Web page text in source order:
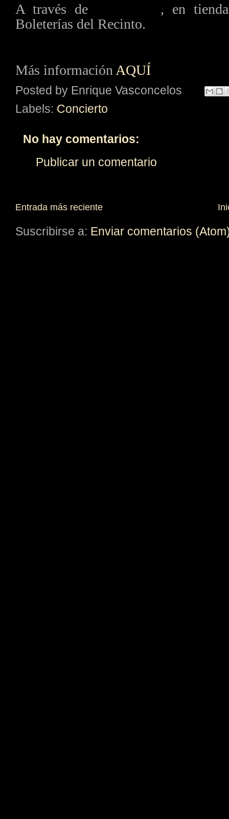
A través de
, en
Boleterías del Recinto.
Más información AQUÍ
Posted by Enrique Vasconcelos
Labels: Concierto
No hay comentarios:
Publicar un comentario
Entrada más reciente
Suscribirse a: Enviar comentarios